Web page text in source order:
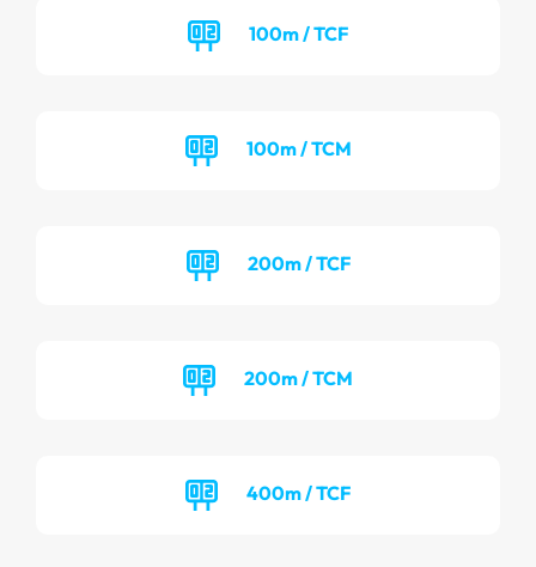
100m / TCF
100m / TCM
200m / TCF
200m / TCM
400m / TCF